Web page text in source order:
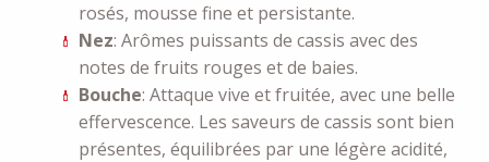
rosés, mousse fine et persistante.
Nez: Arômes puissants de cassis avec des
notes de fruits rouges et de baies.
Bouche: Attaque vive et fruitée, avec une belle
effervescence. Les saveurs de cassis sont bien
présentes, équilibrées par une légère acidité,